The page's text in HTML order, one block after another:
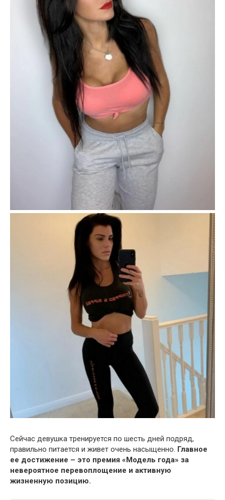
Сейчас девушка тренируется по шесть дней подряд,
правильно питается и живет очень насыщенно. Главное
ее достижение – это премия «Модель года» за
невероятное перевоплощение и активную
жизненную позицию.